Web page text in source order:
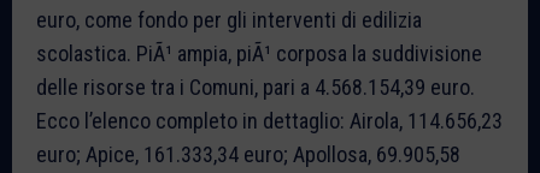
euro, come fondo per gli interventi di edilizia
scolastica. PiÃ¹ ampia, piÃ¹ corposa la suddivisione
delle risorse tra i Comuni, pari a 4.568.154,39 euro.
Ecco l’elenco completo in dettaglio: Airola, 114.656,23
euro; Apice, 161.333,34 euro; Apollosa, 69.905,58